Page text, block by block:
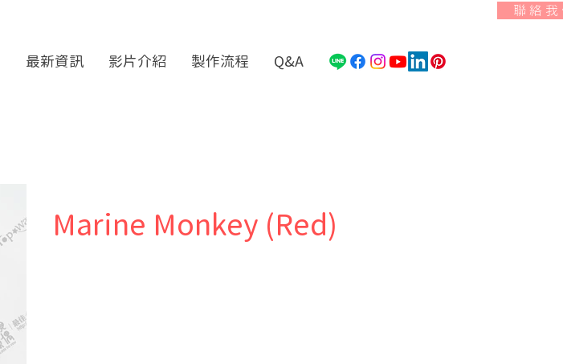
最新資訊 影片介紹 製作流程 Q&A
聯 絡 我
Marine Monkey (Red)